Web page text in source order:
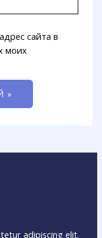
сайта в
моих
adipiscing elit.